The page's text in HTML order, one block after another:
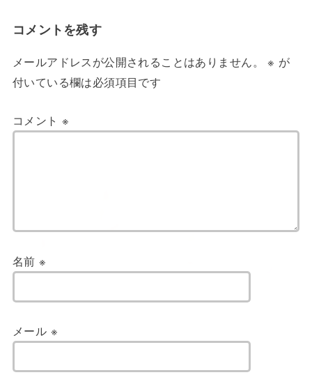
コメントを残す
メールアドレスが公開されることはありません。 ※ が
付いている欄は必須項目です
コメント ※
名前※
メール ※